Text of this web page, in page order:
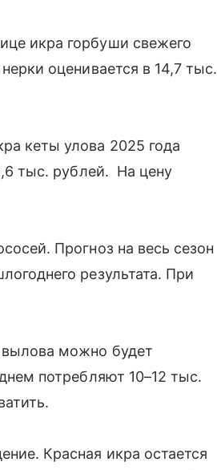
икра горбуши свежего
оценивается в 14,7 тыс.
кеты улова 2025 года
тыс. рублей. На цену
Прогноз на весь сезон
результата. При
вылова можно будет
потребляют 10–12 тыс.
Красная икра остается